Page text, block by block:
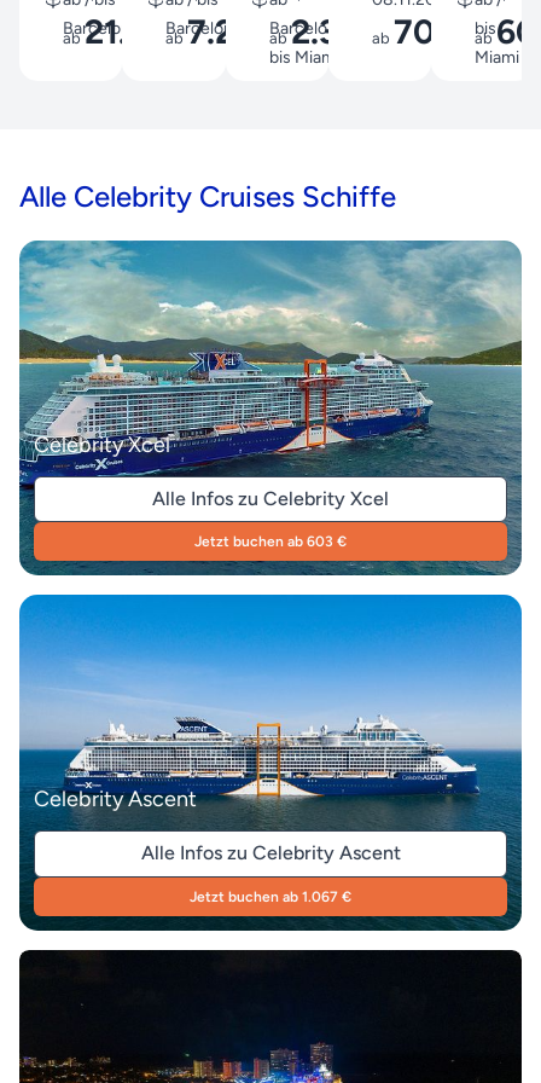
Barcelona
ab21.582€
Barcelona
ab7.240€
Barcelona
bis Miami
ab2.309€
ab 702
bis
Miami
ab
Alle Celebrity Cruises Schiffe
Celebrity Xcel
Alle Infos zu Celebrity Xcel
Jetzt buchen ab 603 €
Celebrity Ascent
Alle Infos zu Celebrity Ascent
Jetzt buchen ab 1.067 €